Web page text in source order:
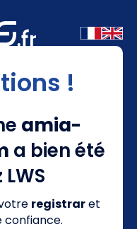
!
amia-
a bien été
registraret